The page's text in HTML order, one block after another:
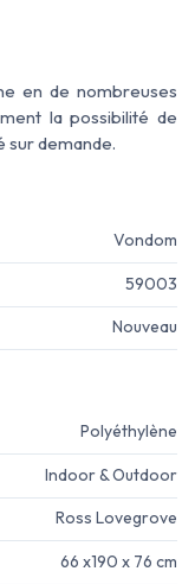
en de nombreuses
la possibilité de
sur demande.
Vondom
59003
Nouveau
Polyéthylène
Indoor & Outdoor
Ross Lovegrove
66 x190 x 76 cm